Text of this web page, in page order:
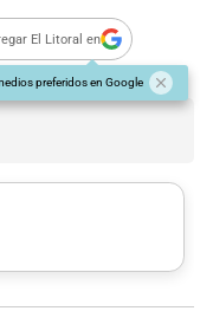
El Litoral en
preferidos en Google